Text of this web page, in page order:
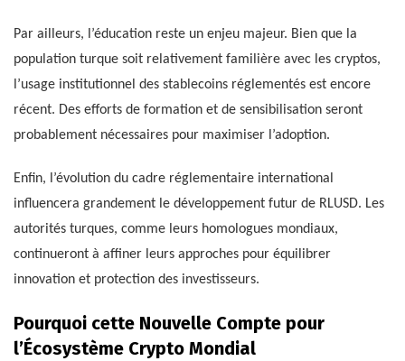
Par ailleurs, l’éducation reste un enjeu majeur. Bien que la
population turque soit relativement familière avec les cryptos,
l’usage institutionnel des stablecoins réglementés est encore
récent. Des efforts de formation et de sensibilisation seront
probablement nécessaires pour maximiser l’adoption.
Enfin, l’évolution du cadre réglementaire international
influencera grandement le développement futur de RLUSD. Les
autorités turques, comme leurs homologues mondiaux,
continueront à affiner leurs approches pour équilibrer
innovation et protection des investisseurs.
Pourquoi cette Nouvelle Compte pour
l’Écosystème Crypto Mondial